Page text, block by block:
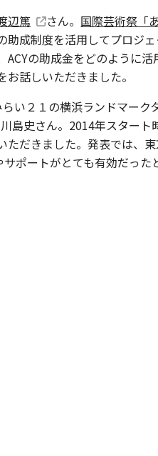
辺篤 さん。 国際芸術祭「
助成制度を活用してプロジ
ACYの助成金をどのように
話しいただきました。
い２１の横浜ランドマー
島史さん。2014年スタート
ただきました。発表では、
ポートがとても有効だった